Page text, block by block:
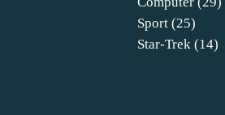
Sport (25)
Star-Trek (14)